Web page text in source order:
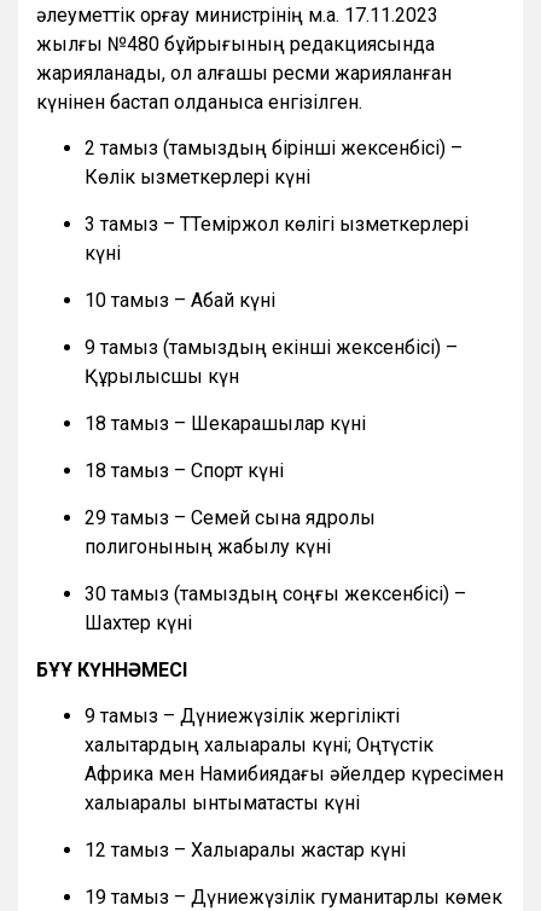
әлеуметтік қорғау министрінің м.а. 17.11.2023
жылғы №480 бұйрығының редакциясында
жарияланады, ол алғашқы ресми жарияланған
күнінен бастап қолданысқа енгізілген.
2 тамыз (тамыздың бірінші жексенбісі) –
Көлік қызметкерлері күні
3 тамыз – ТТеміржол көлігі қызметкерлері
күні
10 тамыз – Абай күні
9 тамыз (тамыздың екінші жексенбісі) –
Құрылысшы күн
18 тамыз – Шекарашылар күні
18 тамыз – Спорт күні
29 тамыз – Семей сынақ ядролық
полигонының жабылу күні
30 тамыз (тамыздың соңғы жексенбісі) –
Шахтер күні
БҰҰ КҮННӘМЕСІ
9 тамыз – Дүниежүзілік жергілікті
халықтардың халықаралық күні; Оңтүстік
Африка мен Намибиядағы әйелдер күресімен
халықаралық ынтымақтастық күні
12 тамыз – Халықаралық жастар күні
19 тамыз – Дүниежүзілік гуманитарлық көмек